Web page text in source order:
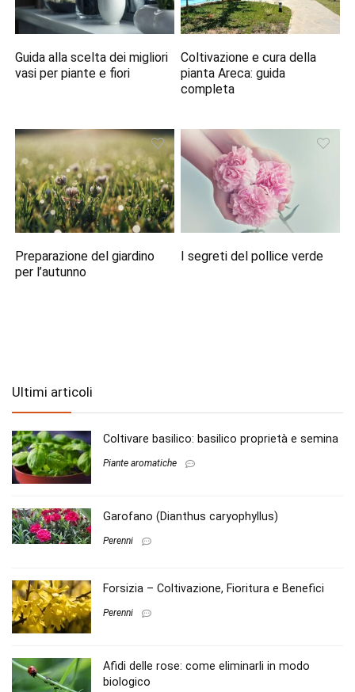
Guida alla scelta dei migliori
vasi per piante e fiori
Coltivazione e cura della
pianta Areca: guida
completa
Preparazione del giardino
per l’autunno
I segreti del pollice verde
Ultimi articoli
Coltivare basilico: basilico proprietà e semina
Piante aromatiche
Garofano (Dianthus caryophyllus)
Perenni
Forsizia – Coltivazione, Fioritura e Benefici
Perenni
Afidi delle rose: come eliminarli in modo
biologico